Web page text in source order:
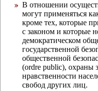
В отношении
могут применяться
кроме тех, которые
с законом и которые
демократическом
государственной
общественной
(ordre public), охраны
нравственности
свобод других лиц.